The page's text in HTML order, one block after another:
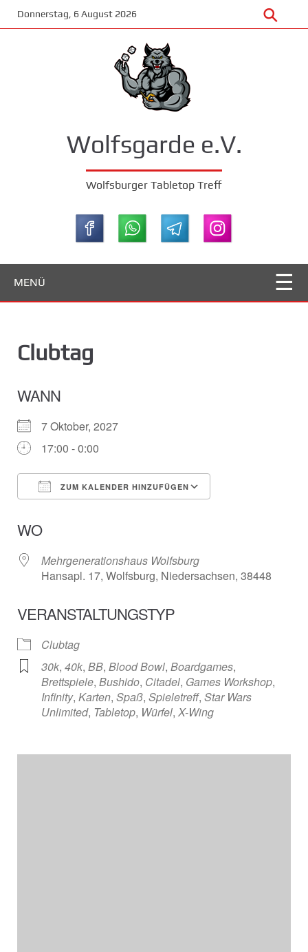
Donnerstag, 6 August 2026
Wolfsgarde e.V.
Wolfsburger Tabletop Treff
MENÜ
Clubtag
WANN
7 Oktober, 2027
17:00 - 0:00
ZUM KALENDER HINZUFÜGEN
WO
Mehrgenerationshaus Wolfsburg
Hansapl. 17, Wolfsburg, Niedersachsen, 38448
VERANSTALTUNGSTYP
Clubtag
30k, 40k, BB, Blood Bowl, Boardgames,
Brettspiele, Bushido, Citadel, Games Workshop,
Infinity, Karten, Spaß, Spieletreff, Star Wars
Unlimited, Tabletop, Würfel, X-Wing